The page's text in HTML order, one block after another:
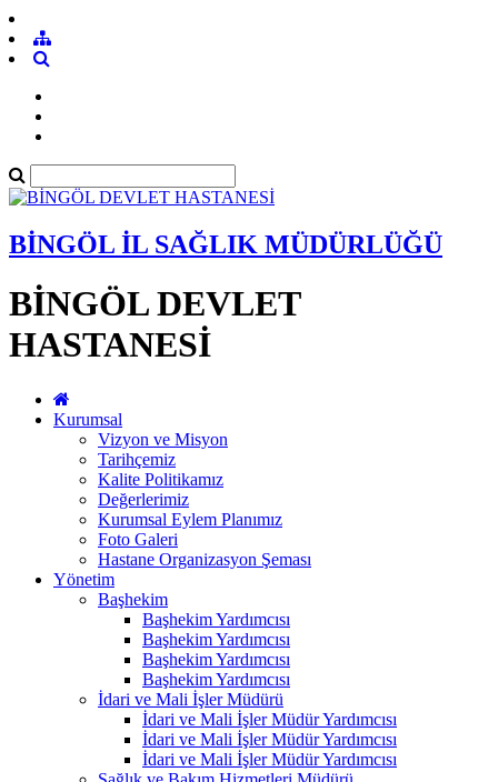
BİNGÖL İL SAĞLIK MÜDÜRLÜĞÜ
BİNGÖL DEVLET
HASTANESİ
Kurumsal
Vizyon ve Misyon
Tarihçemiz
Kalite Politikamız
Değerlerimiz
Kurumsal Eylem Planımız
Foto Galeri
Hastane Organizasyon Şeması
Yönetim
Başhekim
Başhekim Yardımcısı
Başhekim Yardımcısı
Başhekim Yardımcısı
Başhekim Yardımcısı
İdari ve Mali İşler Müdürü
İdari ve Mali İşler Müdür Yardımcısı
İdari ve Mali İşler Müdür Yardımcısı
İdari ve Mali İşler Müdür Yardımcısı